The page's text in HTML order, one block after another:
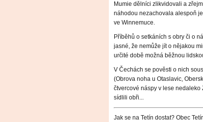
Mumie dělníci zlikvidovali a
náhodou nezachovala alespoň
ve Winnemuce.
Příběhů o setkáních s obry či o
jasné, že nemůže jít o nějakou
určité době možná běžnou
V Čechách se pověsti o nich
(Obrova noha u Otaslavic,
čtvercové náspy v lese
sídlili obři...
Jak se na Tetín dostat? Obec